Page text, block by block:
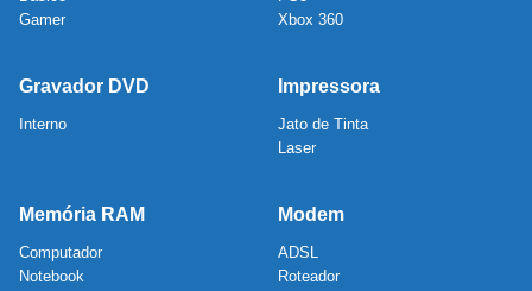
Gamer
Xbox 360
Gravador DVD
Interno
Impressora
Jato de Tinta
Laser
Memória RAM
Computador
Notebook
Modem
ADSL
Roteador